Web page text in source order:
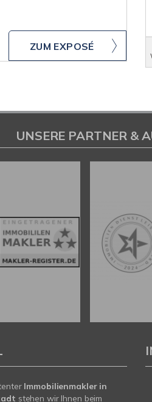
ZUM EXPOSÉ
UNSERE PARTNER &
Immobilienmakler in
stehen wir Ihnen beim